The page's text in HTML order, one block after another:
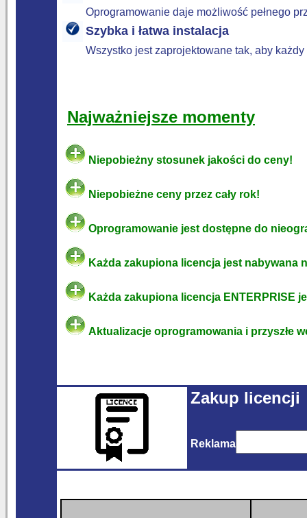
Oprogramowanie daje możliwość pełnego
Szybka i łatwa instalacja
Wszystko jest zaprojektowane tak, aby
Najważniejsze momenty
Niepobieżny stosunek jakości do ceny!
Niepobieżne ceny przez cały rok!
Oprogramowanie jest dostępne do
Każda zakupiona licencja jest nabywana
Każda zakupiona licencja ENTERPRISE
Aktualizacje oprogramowania i przyszłe
Zakup licencji
Reklama